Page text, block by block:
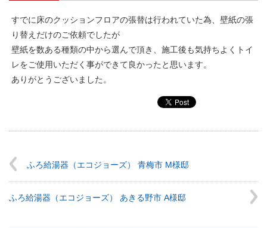
すでに床のクッションフロアの張替は行われていた為、壁紙の張
り替えだけのご依頼でしたが
壁紙を数ある種類の中から選んで頂き、施工後も気持ちよくトイ
レをご使用いただく事ができて良かったと思います。
ありがとうございました。
ふろ給湯器（エコジョーズ） 青梅市 M様邸
ふろ給湯器（エコジョーズ） あきる野市 A様邸